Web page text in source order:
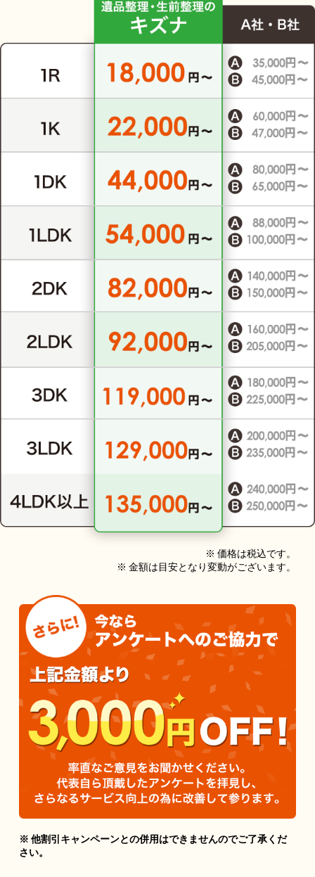
※ 価格は税込です。
※ 金額は目安となり変動がございます。
※ 他割引キャンペーンとの併用はできませんのでご了承くだ
さい。